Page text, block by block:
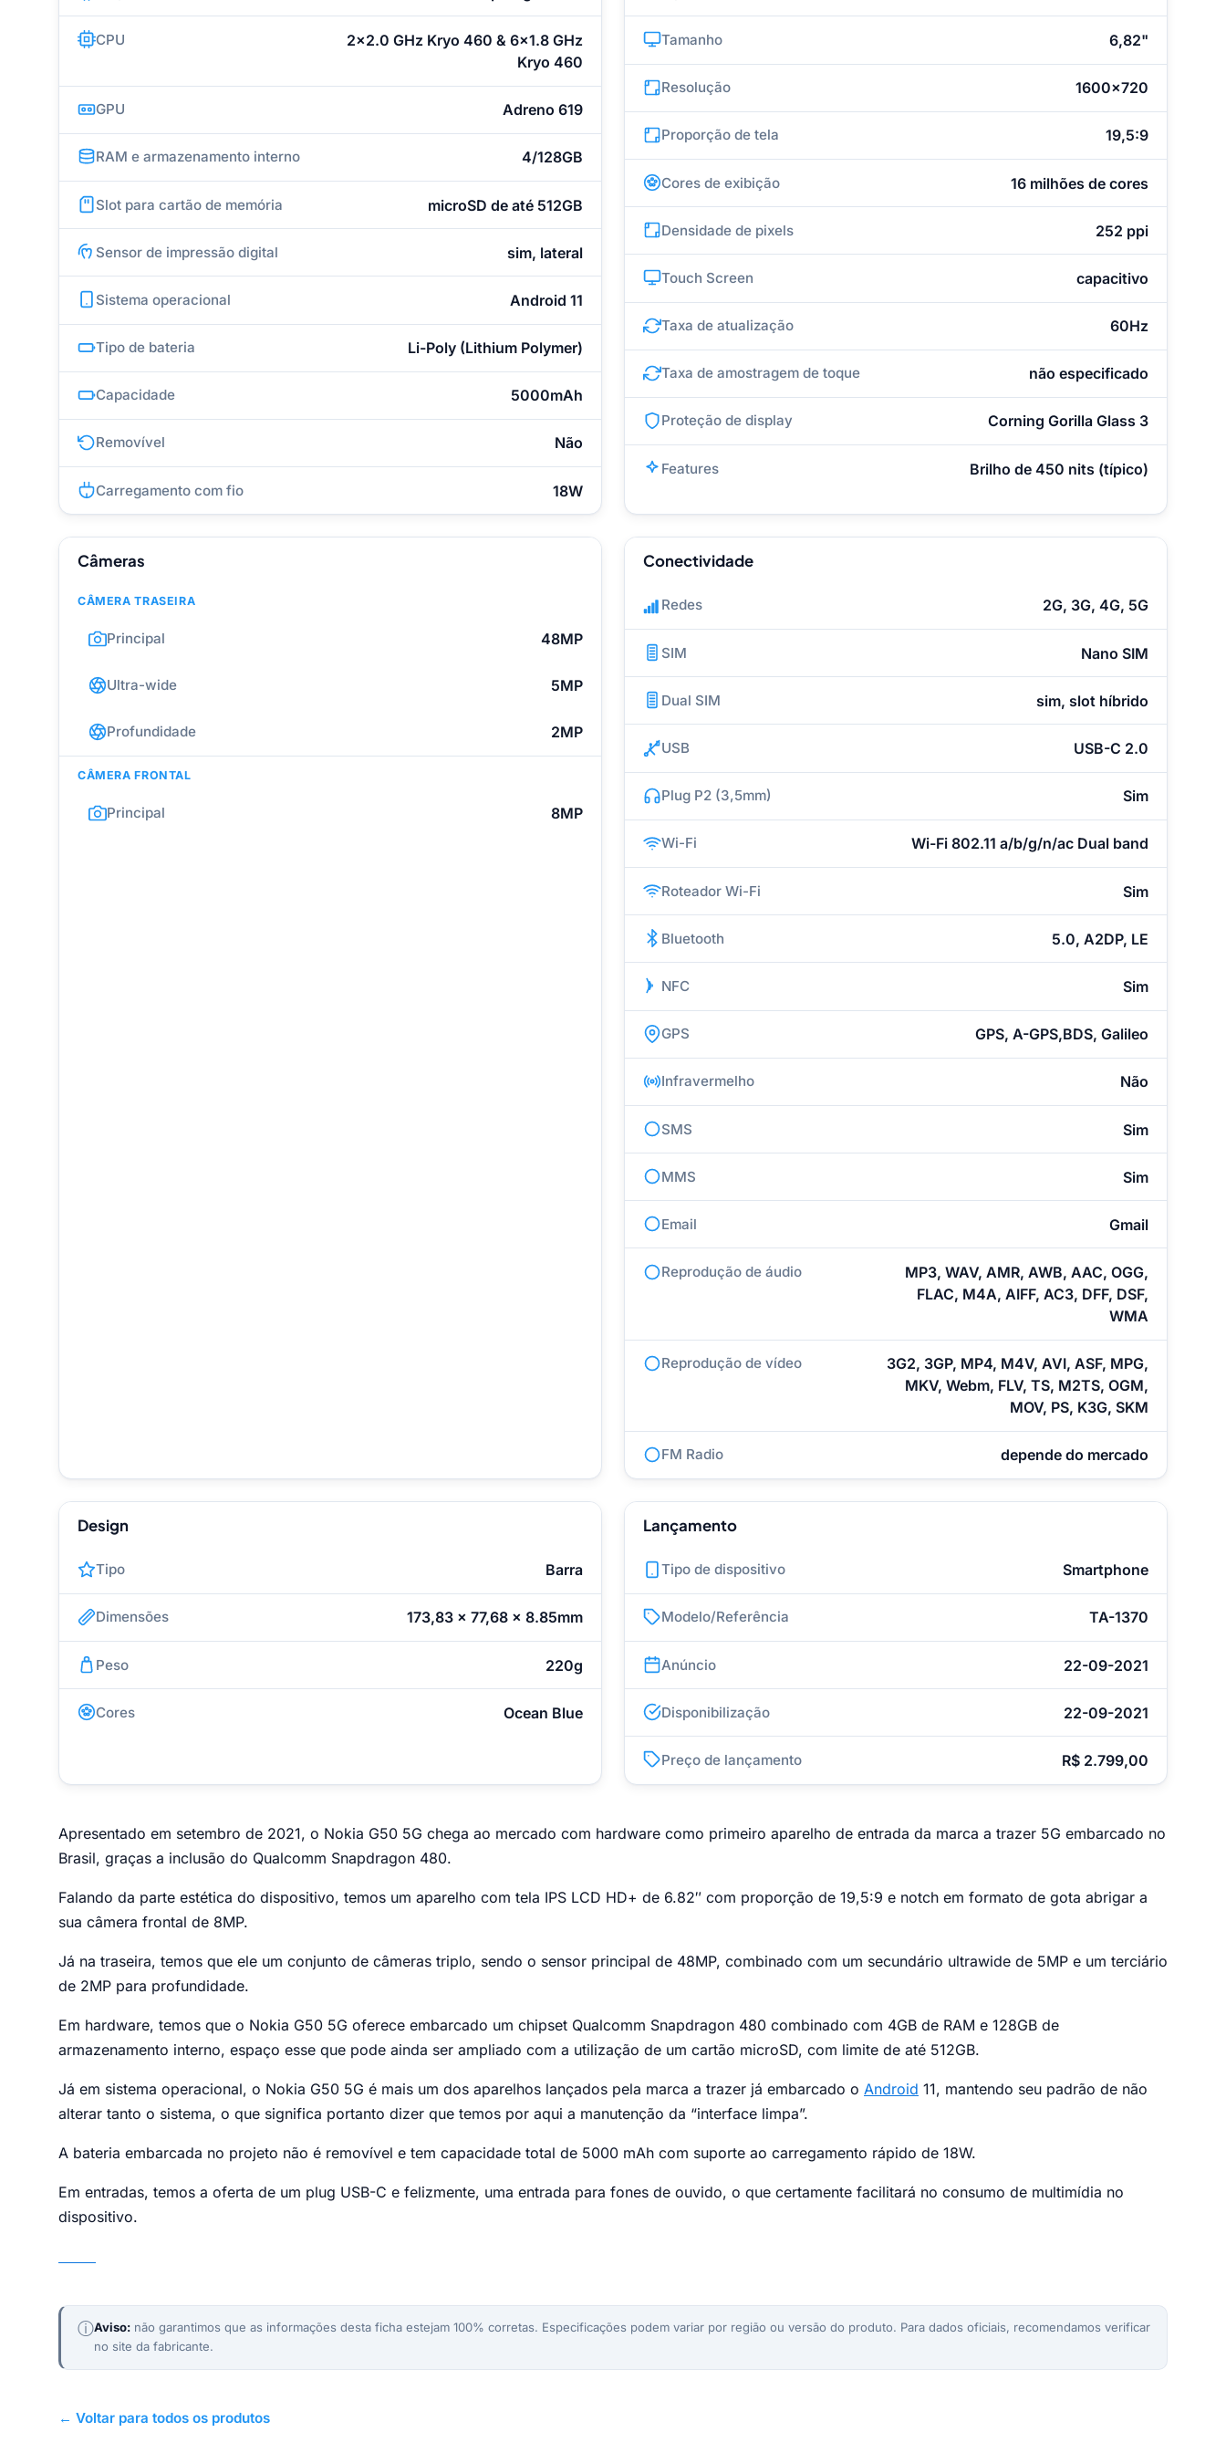
CPU
2x2.0 GHz Kryo 460 & 6x1.8 GHz
Kryo 460
GPU Adreno 619
RAM e armazenamento interno 4/128GB
Slot para cartão de memória microSD de até 512GB
Sensor de impressão digital sim, lateral
Sistema operacional Android 11
Tipo de bateria Li-Poly (Lithium Polymer)
Capacidade 5000mAh
Removível Não
Carregamento com fio 18W
Tamanho 6,82"
Resolução 1600x720
Proporção de tela 19,5:9
Cores de exibição 16 milhões de cores
Densidade de pixels 252 ppi
Touch Screen capacitivo
Taxa de atualização 60Hz
Taxa de amostragem de toque não especificado
Proteção de display Corning Gorilla Glass 3
Features Brilho de 450 nits (típico)
Câmeras
CÂMERA TRASEIRA
Principal 48MP
Ultra-wide 5MP
Profundidade 2MP
CÂMERA FRONTAL
Principal 8MP
Conectividade
Redes 2G, 3G, 4G, 5G
SIM Nano SIM
Dual SIM sim, slot híbrido
USB USB-C 2.0
Plug P2 (3,5mm) Sim
Wi-Fi Wi-Fi 802.11 a/b/g/n/ac Dual band
Roteador Wi-Fi Sim
Bluetooth 5.0, A2DP, LE
NFC Sim
GPS GPS, A-GPS,BDS, Galileo
Infravermelho Não
SMS Sim
MMS Sim
Email Gmail
Reprodução de áudio
MP3, WAV, AMR, AWB, AAC, OGG,
FLAC, M4A, AIFF, AC3, DFF, DSF,
WMA
Reprodução de vídeo
3G2, 3GP, MP4, M4V, AVI, ASF, MPG,
MKV, Webm, FLV, TS, M2TS, OGM,
MOV, PS, K3G, SKM
FM Radio depende do mercado
Design
Tipo Barra
Dimensões 173,83 x 77,68 x 8.85mm
Peso 220g
Cores Ocean Blue
Lançamento
Tipo de dispositivo Smartphone
Modelo/Referência TA-1370
Anúncio 22-09-2021
Disponibilização 22-09-2021
Preço de lançamento R$ 2.799,00
Apresentado em setembro de 2021, o Nokia G50 5G chega ao mercado com hardware como primeiro aparelho de entrada da marca a trazer 5G embarcado no
Brasil, graças a inclusão do Qualcomm Snapdragon 480.
Falando da parte estética do dispositivo, temos um aparelho com tela IPS LCD HD+ de 6.82″ com proporção de 19,5:9 e notch em formato de gota abrigar a
sua câmera frontal de 8MP.
Já na traseira, temos que ele um conjunto de câmeras triplo, sendo o sensor principal de 48MP, combinado com um secundário ultrawide de 5MP e um terciário
de 2MP para profundidade.
Em hardware, temos que o Nokia G50 5G oferece embarcado um chipset Qualcomm Snapdragon 480 combinado com 4GB de RAM e 128GB de
armazenamento interno, espaço esse que pode ainda ser ampliado com a utilização de um cartão microSD, com limite de até 512GB.
Já em sistema operacional, o Nokia G50 5G é mais um dos aparelhos lançados pela marca a trazer já embarcado o Android 11, mantendo seu padrão de não
alterar tanto o sistema, o que significa portanto dizer que temos por aqui a manutenção da “interface limpa”.
A bateria embarcada no projeto não é removível e tem capacidade total de 5000 mAh com suporte ao carregamento rápido de 18W.
Em entradas, temos a oferta de um plug USB-C e felizmente, uma entrada para fones de ouvido, o que certamente facilitará no consumo de multimídia no
dispositivo.
ⓘAviso:não garantimos que as informações desta ficha estejam 100% corretas. Especificações podem variar por região ou versão do produto. Para dados oficiais, recomendamos verificar
no site da fabricante.
← Voltar para todos os produtos